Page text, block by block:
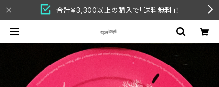
合計￥3,300以上の購入で「送料無料」！